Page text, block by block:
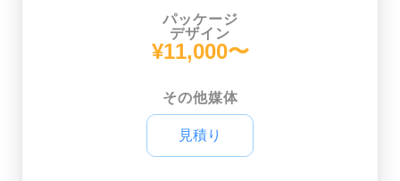
パッケージ
デザイン
¥11,000〜
その他媒体
見積り